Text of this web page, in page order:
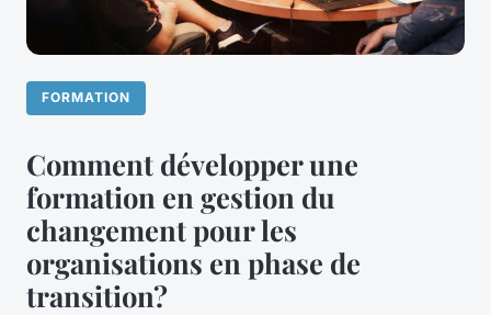
FORMATION
Comment développer une
formation en gestion du
changement pour les
organisations en phase de
transition?